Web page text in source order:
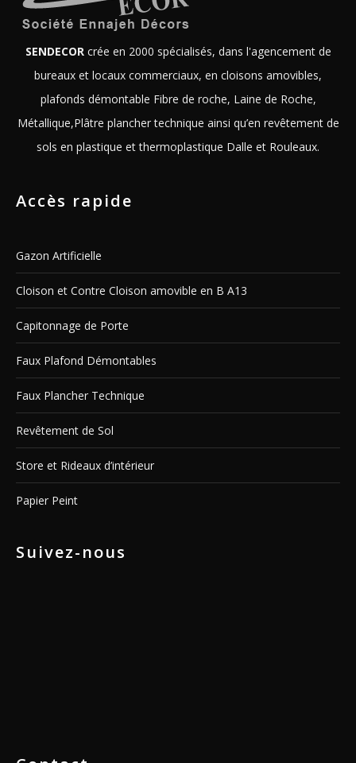
SENDECORcrée en 2000 spécialisés, dans l'agencement de
bureaux et locaux commerciaux, en cloisons amovibles,
plafonds démontable Fibre de roche, Laine de Roche,
Métallique,Plâtre plancher technique ainsi qu’en revêtement de
sols en plastique et thermoplastique Dalle et Rouleaux.
Accès rapide
Gazon Artificielle
Cloison et Contre Cloison amovible en B A13
Capitonnage de Porte
Faux Plafond Démontables
Faux Plancher Technique
Revêtement de Sol
Store et Rideaux d’intérieur
Papier Peint
Suivez-nous